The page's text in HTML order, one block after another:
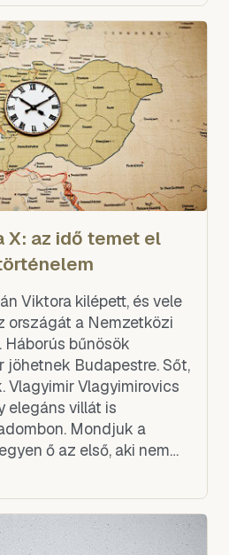
X: az idő temet el
Viktora kilépett, és vele
országát a Nemzetközi
bűnösök
jöhetnek Budapestre. Sőt,
Vlagyimir Vlagyimirovics
elegáns villát is
Mondjuk a
ő az első, aki nem
orosz tél kell, mint